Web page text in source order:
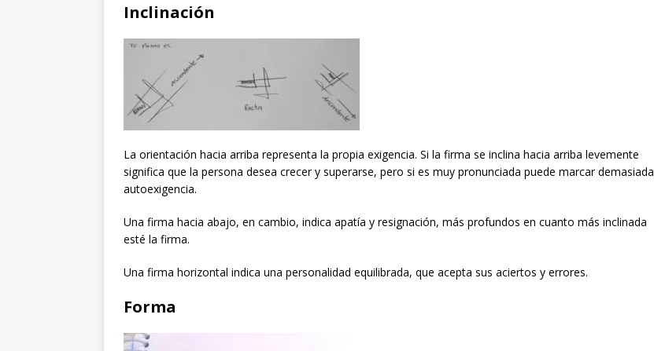
Inclinación
La orientación hacia arriba representa la propia exigencia. Si la firma se inclina hacia arriba levemente
significa que la persona desea crecer y superarse, pero si es muy pronunciada puede marcar demasiada
autoexigencia.
Una firma hacia abajo, en cambio, indica apatía y resignación, más profundos en cuanto más inclinada
esté la firma.
Una firma horizontal indica una personalidad equilibrada, que acepta sus aciertos y errores.
Forma